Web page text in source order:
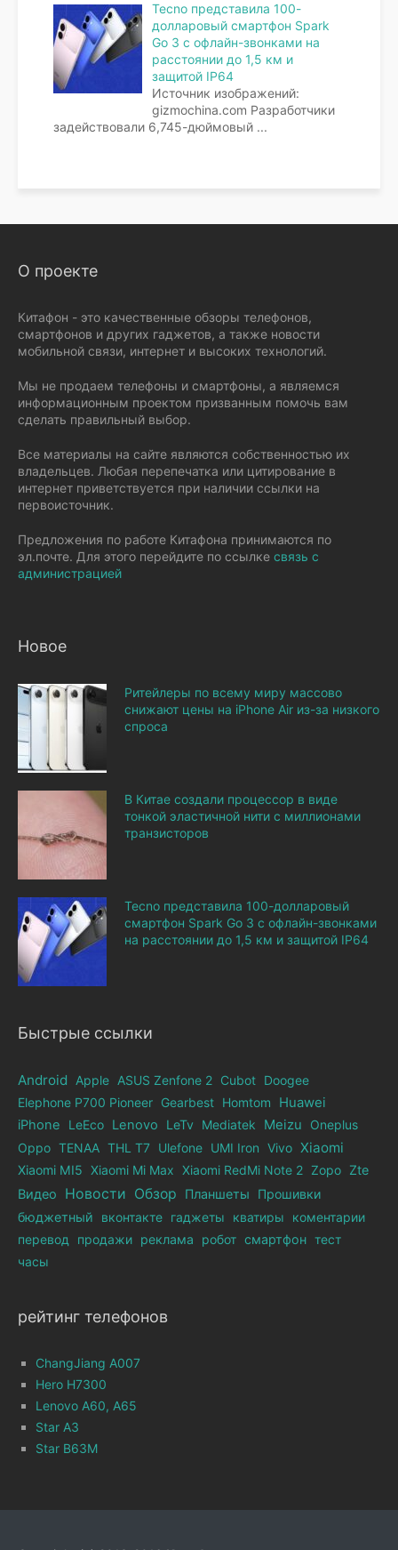
Tecno представила 100-
долларовый смартфон Spark
Go 3 с офлайн-звонками на
расстоянии до 1,5 км и
защитой IP64
Источник изображений:
gizmochina.com Разработчики
задействовали 6,745-дюймовый ...
О проекте
Китафон - это качественные обзоры телефонов,
смартфонов и других гаджетов, а также новости
мобильной связи, интернет и высоких технологий.
Мы не продаем телефоны и смартфоны, а являемся
информационным проектом призванным помочь вам
сделать правильный выбор.
Все материалы на сайте являются собственностью их
владельцев. Любая перепечатка или цитирование в
интернет приветствуется при наличии ссылки на
первоисточник.
Предложения по работе Китафона принимаются по
эл.почте. Для этого перейдите по ссылке связь с
администрацией
Новое
Ритейлеры по всему миру массово
снижают цены на iPhone Air из-за низкого
спроса
В Китае создали процессор в виде
тонкой эластичной нити с миллионами
транзисторов
Tecno представила 100-долларовый
смартфон Spark Go 3 с офлайн-звонками
на расстоянии до 1,5 км и защитой IP64
Быстрые ссылки
Android Apple ASUS Zenfone 2 Cubot Doogee
Elephone Р700 Pioneer Gearbest Homtom
Huawei
iPhone
LeEco Lenovo LeTv Mediatek Meizu
Oneplus
Oppo TENAA THL T7 Ulefone UMI Iron Vivo Xiaomi
Xiaomi MI5 Xiaomi Mi Max Xiaomi RedMi Note 2 Zopo Zte
Видео Новости Обзор Планшеты
Прошивки
бюджетный
вконтакте гаджеты кватиры
коментарии
перевод продажи реклама робот смартфон тест
часы
рейтинг телефонов
ChangJiang A007
Hero H7300
Lenovo A60, A65
Star A3
Star B63M